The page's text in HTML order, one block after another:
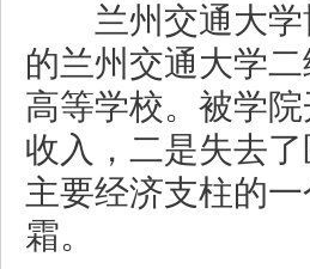
兰州交通大学
的兰州交通大学
高等学校。被学
收入，二是失去
主要经济支柱的
霜。